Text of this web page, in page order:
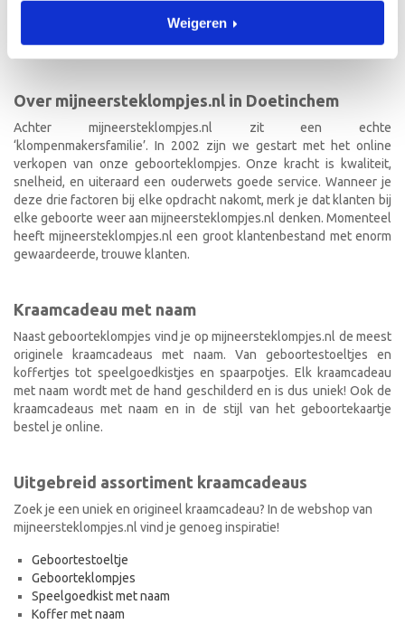
Weigeren
de geboorteklompjes met de hand en indien gewenst in de stijl van
het geboortekaartje!
Over mijneersteklompjes.nl in Doetinchem
Achter mijneersteklompjes.nl zit een echte
‘klompenmakersfamilie’. In 2002 zijn we gestart met het online
verkopen van onze geboorteklompjes. Onze kracht is kwaliteit,
snelheid, en uiteraard een ouderwets goede service. Wanneer je
deze drie factoren bij elke opdracht nakomt, merk je dat klanten bij
elke geboorte weer aan mijneersteklompjes.nl denken. Momenteel
heeft mijneersteklompjes.nl een groot klantenbestand met enorm
gewaardeerde, trouwe klanten.
Kraamcadeau met naam
Naast geboorteklompjes vind je op mijneersteklompjes.nl de meest
originele kraamcadeaus met naam. Van geboortestoeltjes en
koffertjes tot speelgoedkistjes en spaarpotjes. Elk kraamcadeau
met naam wordt met de hand geschilderd en is dus uniek! Ook de
kraamcadeaus met naam en in de stijl van het geboortekaartje
bestel je online.
Uitgebreid assortiment kraamcadeaus
Zoek je een uniek en origineel kraamcadeau? In de webshop van
mijneersteklompjes.nl vind je genoeg inspiratie!
Geboortestoeltje
Geboorteklompjes
Speelgoedkist met naam
Koffer met naam